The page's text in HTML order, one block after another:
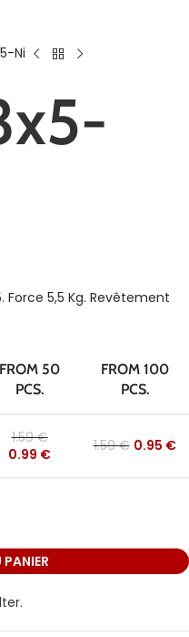
Ni
5,5 Kg. Revêtement
FROM 50
PCS.
FROM 100
PCS.
1.59€
0.99 € 1.59€ 0.95 €